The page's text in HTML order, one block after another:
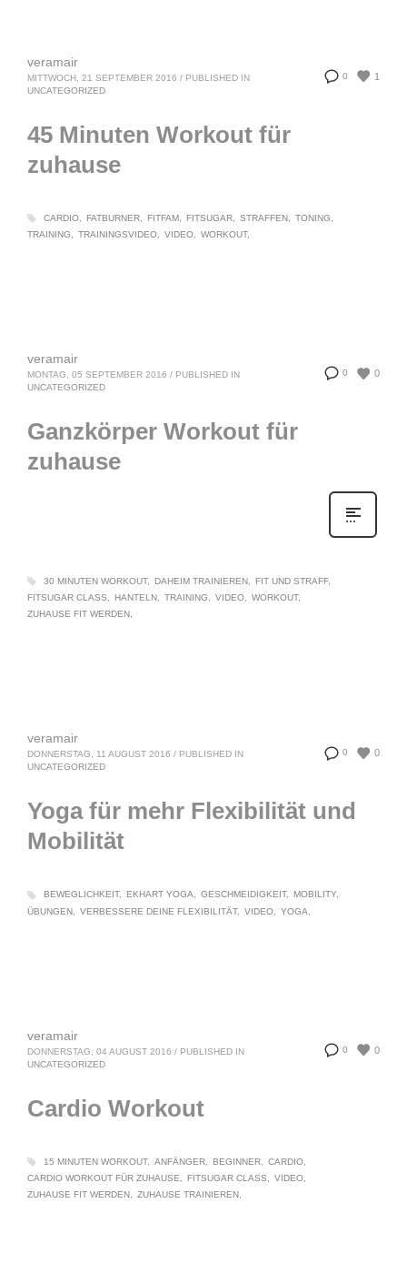
0 1
veramair
MITTWOCH, 21 SEPTEMBER 2016 / PUBLISHED IN
UNCATEGORIZED
45 Minuten Workout für
zuhause
CARDIO FATBURNER FITFAM FITSUGAR STRAFFEN
TONING
TRAINING
TRAININGSVIDEO VIDEO WORKOUT
0 0
veramair
MONTAG, 05 SEPTEMBER 2016 / PUBLISHED IN
UNCATEGORIZED
Ganzkörper Workout für
zuhause
30 MINUTEN WORKOUT DAHEIM TRAINIEREN
FIT UND STRAFF
FITSUGAR CLASS
HANTELN TRAINING VIDEO
WORKOUT
ZUHAUSE FIT WERDEN
0 0
veramair
DONNERSTAG, 11 AUGUST 2016 / PUBLISHED IN
UNCATEGORIZED
Yoga für mehr Flexibilität und
Mobilität
BEWEGLICHKEIT EKHART YOGA GESCHMEIDIGKEIT
MOBILITY
ÜBUNGEN
VERBESSERE DEINE FLEXIBILITÄT VIDEO YOGA
0 0
veramair
DONNERSTAG, 04 AUGUST 2016 / PUBLISHED IN
UNCATEGORIZED
Cardio Workout
15 MINUTEN WORKOUT ANFÄNGER BEGINNER
CARDIO
CARDIO WORKOUT FÜR ZUHAUSE
FITSUGAR CLASS
VIDEO
ZUHAUSE FIT WERDEN
ZUHAUSE TRAINIEREN